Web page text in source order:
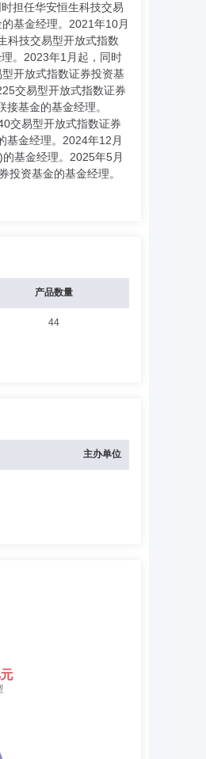
担任华安恒生科技交易
基金经理。2021年10月
科技交易型开放式指数
。2023年1月起，同时
开放式指数证券投资基
交易型开放式指数证券
基金的基金经理。
交易型开放式指数证券
基金经理。2024年12月
基金经理。2025年5月
资基金的基金经理。
产品数量
44
主办单位